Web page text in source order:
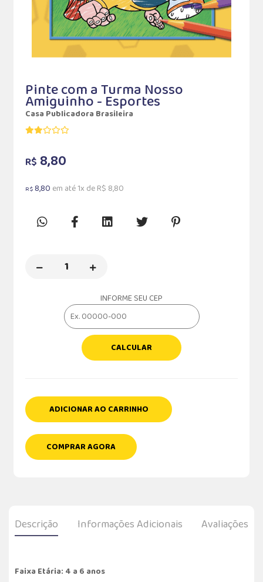
Pinte com a Turma Nosso
Amiguinho - Esportes
Casa Publicadora Brasileira
R$ 8,80
R$8,80 em até 1x de R$ 8,80
INFORME SEU CEP
CALCULAR
ADICIONAR AO CARRINHO
COMPRAR AGORA
Descrição Informações Adicionais Avaliações
Faixa Etária: 4 a 6 anos